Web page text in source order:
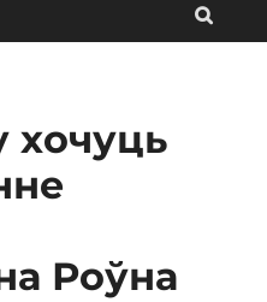
хочуць
Роўна